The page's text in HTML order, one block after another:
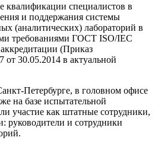
квалификации специалистов в
и поддержания системы
(аналитических) лабораторий в
требованиями ГОСТ ISO/IEC
(Приказ
30.05.2014 в актуальной
Петербурге, в головном офисе
на базе испытательной
участие как штатные сотрудники,
руководители и сотрудники